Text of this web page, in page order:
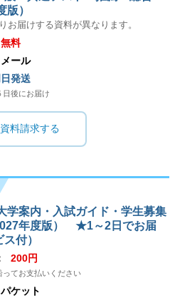
版）
お届けする資料が異なります。
料
ール
発送
日後にお届け
資料請求する
学案内・入試ガイド・学生募集
年度版） ★1～2日でお届
付）
200円
ってお支払いください
ケット